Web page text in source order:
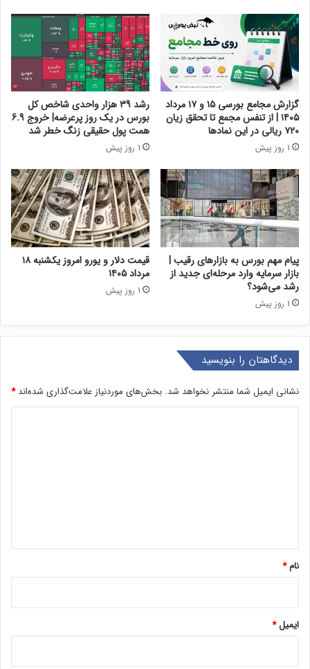
نوشته های مشابه
گزارش مجامع بورسی ۱۵ و ۱۷ مرداد
۱۴۰۵ | از تنفس مجمع تا تحقق زیان
۷۲۰ ریالی در این نماد‌ها
1 روز پیش
رشد 39 هزار واحدی شاخص کل
بورس در یک روز پرعرضه| خروج 6.9
همت پول حقیقی زنگ خطر شد
1 روز پیش
پیام مهم بورس به بازارهای رقیب |
بازار سرمایه وارد مرحله‌ای جدید از
رشد می‌شود؟
1 روز پیش
د
گ
ه
*